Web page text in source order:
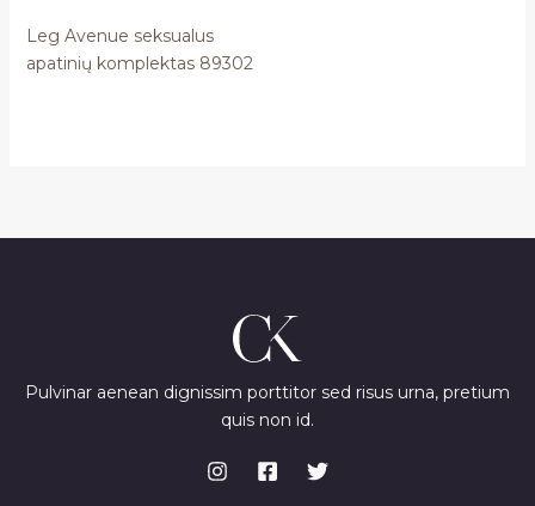
Leg Avenue seksualus
apatinių komplektas 89302
Pulvinar aenean dignissim porttitor sed risus urna, pretium
quis non id.